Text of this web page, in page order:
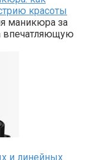
красоты
маникюра за
впечатляющую
и линейных